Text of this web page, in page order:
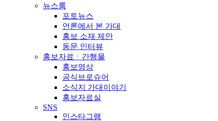
뉴스룸
포토뉴스
언론에서 본 가대
홍보 소재 제안
동문 인터뷰
홍보자료ㆍ간행물
홍보영상
공식브로슈어
소식지 가대이야기
홍보자료실
SNS
인스타그램